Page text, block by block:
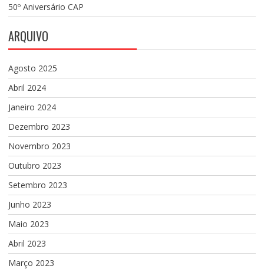
50º Aniversário CAP
ARQUIVO
Agosto 2025
Abril 2024
Janeiro 2024
Dezembro 2023
Novembro 2023
Outubro 2023
Setembro 2023
Junho 2023
Maio 2023
Abril 2023
Março 2023